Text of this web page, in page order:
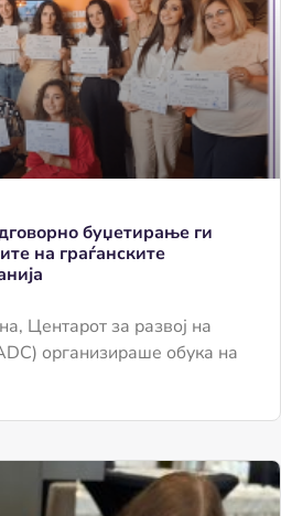
буџетирање ги
на граѓанските
Центарот за развој на
организираше обука на